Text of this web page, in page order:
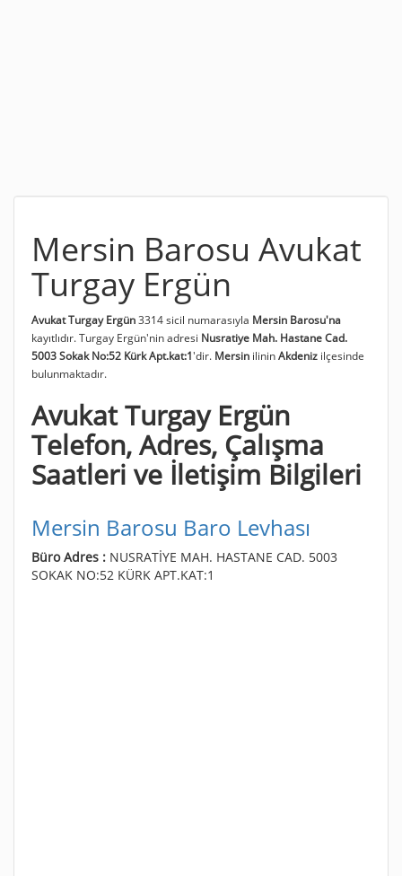
Mersin Barosu Avukat
Turgay Ergün
Avukat Turgay Ergün3314 sicil numarasıyla Mersin Barosu'na
kayıtlıdır. Turgay Ergün'nin adresi Nusratiye Mah. Hastane Cad.
5003 Sokak No:52 Kürk Apt.kat:1'dir. Mersin ilininAkdeniz ilçesinde
bulunmaktadır.
Avukat Turgay Ergün
Telefon, Adres, Çalışma
Saatleri ve İletişim Bilgileri
Mersin Barosu Baro Levhası
Büro Adres : NUSRATİYE MAH. HASTANE CAD. 5003
SOKAK NO:52 KÜRK APT.KAT:1